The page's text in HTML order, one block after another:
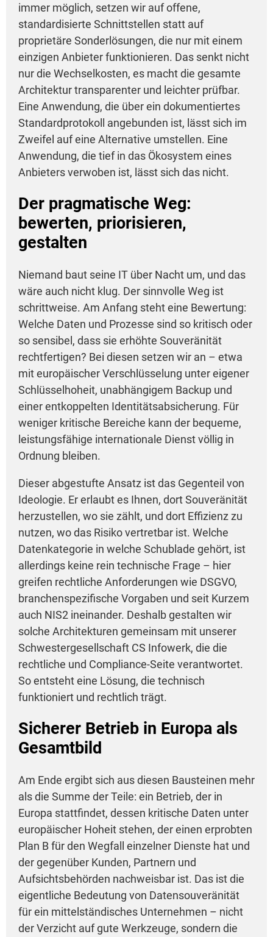
immer möglich, setzen wir auf offene,
standardisierte Schnittstellen statt auf
proprietäre Sonderlösungen, die nur mit einem
einzigen Anbieter funktionieren. Das senkt nicht
nur die Wechselkosten, es macht die gesamte
Architektur transparenter und leichter prüfbar.
Eine Anwendung, die über ein dokumentiertes
Standardprotokoll angebunden ist, lässt sich im
Zweifel auf eine Alternative umstellen. Eine
Anwendung, die tief in das Ökosystem eines
Anbieters verwoben ist, lässt sich das nicht.
Der pragmatische Weg:
bewerten, priorisieren,
gestalten
Niemand baut seine IT über Nacht um, und das
wäre auch nicht klug. Der sinnvolle Weg ist
schrittweise. Am Anfang steht eine Bewertung:
Welche Daten und Prozesse sind so kritisch oder
so sensibel, dass sie erhöhte Souveränität
rechtfertigen? Bei diesen setzen wir an – etwa
mit europäischer Verschlüsselung unter eigener
Schlüsselhoheit, unabhängigem Backup und
einer entkoppelten Identitätsabsicherung. Für
weniger kritische Bereiche kann der bequeme,
leistungsfähige internationale Dienst völlig in
Ordnung bleiben.
Dieser abgestufte Ansatz ist das Gegenteil von
Ideologie. Er erlaubt es Ihnen, dort Souveränität
herzustellen, wo sie zählt, und dort Effizienz zu
nutzen, wo das Risiko vertretbar ist. Welche
Datenkategorie in welche Schublade gehört, ist
allerdings keine rein technische Frage – hier
greifen rechtliche Anforderungen wie DSGVO,
branchenspezifische Vorgaben und seit Kurzem
auch NIS2 ineinander. Deshalb gestalten wir
solche Architekturen gemeinsam mit unserer
Schwestergesellschaft CS Infowerk, die die
rechtliche und Compliance-Seite verantwortet.
So entsteht eine Lösung, die technisch
funktioniert und rechtlich trägt.
Sicherer Betrieb in Europa als
Gesamtbild
Am Ende ergibt sich aus diesen Bausteinen mehr
als die Summe der Teile: ein Betrieb, der in
Europa stattfindet, dessen kritische Daten unter
europäischer Hoheit stehen, der einen erprobten
Plan B für den Wegfall einzelner Dienste hat und
der gegenüber Kunden, Partnern und
Aufsichtsbehörden nachweisbar ist. Das ist die
eigentliche Bedeutung von Datensouveränität
für ein mittelständisches Unternehmen – nicht
der Verzicht auf gute Werkzeuge, sondern die